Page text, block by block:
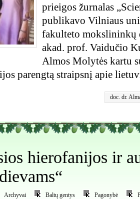
prieigos žurnalas
publikavo Vilniaus
fakulteto mokslininkų
akad. prof. Vaidučio
Almos Molytės kartu
parengtą straipsnį apie
doc. dr.
fakultetas
hierofanijos ir
Archyvai Baltų gentys Pagonybė